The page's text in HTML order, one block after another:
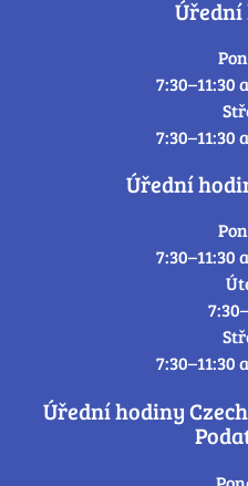
7:30–11:30
7:30–11:30
Úřední
7:30–11:30
7:30–11:30
Úřední hodiny